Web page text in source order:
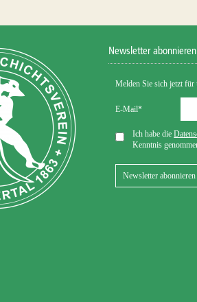
Newsletter abonnieren